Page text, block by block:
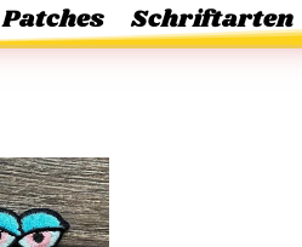
Patches Schriftarten